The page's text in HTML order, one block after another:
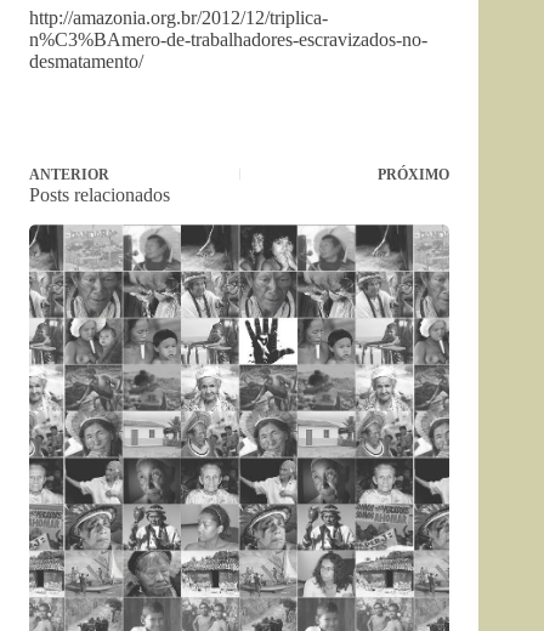
http://amazonia.org.br/2012/12/triplica-
n%C3%BAmero-de-trabalhadores-escravizados-no-
desmatamento/
ANTERIOR PRÓXIMO
Posts relacionados